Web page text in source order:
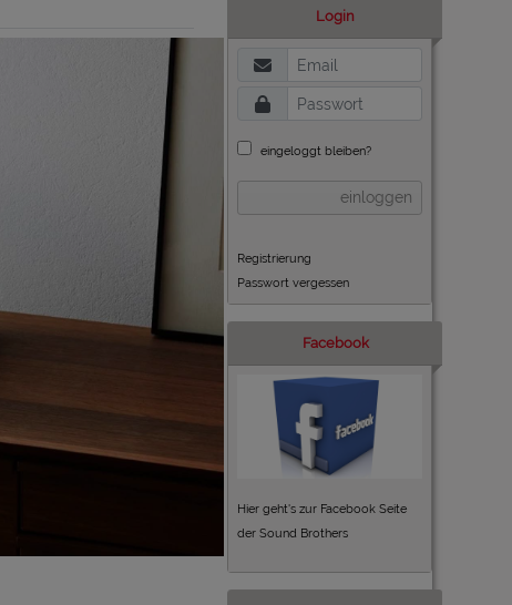
Login
eingeloggt bleiben?
einloggen
Registrierung
Passwort vergessen
Facebook
Hier geht's zur Facebook Seite
der Sound Brothers